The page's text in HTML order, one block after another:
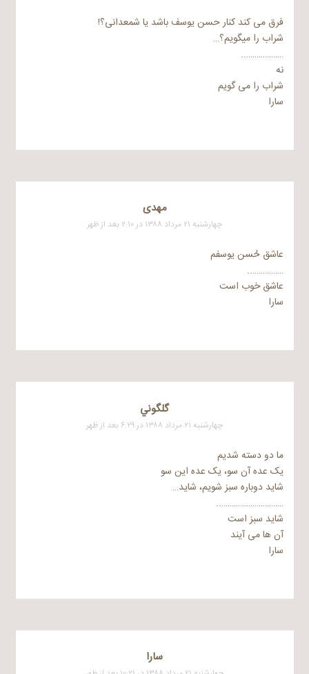
فرق می کند کنار حسن یوسف باشد یا شمعدانی؟!
شراب را میگویم؟…
………………..
نه
شراب را می گویم
سارا
مهدی
چهارشنبه ۲۱ مرداد ۱۳۸۸ در ۲:۱۰ بعد از ظهر
عاشق حُسن یوسفم
……………..
عاشق خوب است
سارا
گلگوني
چهارشنبه ۲۱ مرداد ۱۳۸۸ در ۶:۲۹ بعد از ظهر
ما دو دسته شدیم
یک عده آن سو، یک عده این سو
شاید دوباره سبز شویم، شاید…
…………………………..
شاید سبز است
آن ها می آیند
سارا
سارا